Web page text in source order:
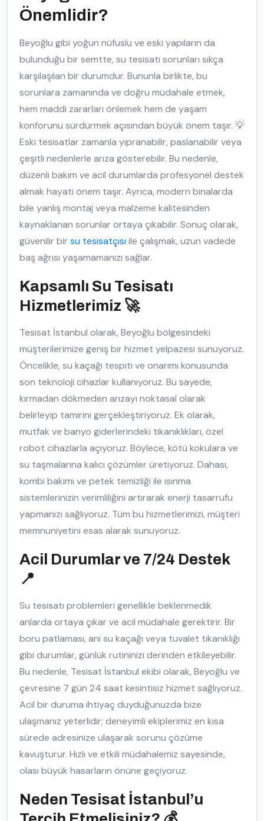
Önemlidir?
Beyoğlu gibi yoğun nüfuslu ve eski yapıların da
bulunduğu bir semtte, su tesisatı sorunları sıkça
karşılaşılan bir durumdur. Bununla birlikte, bu
sorunlara zamanında ve doğru müdahale etmek,
hem maddi zararları önlemek hem de yaşam
konforunu sürdürmek açısından büyük önem taşır. 💡
Eski tesisatlar zamanla yıpranabilir, paslanabilir veya
çeşitli nedenlerle arıza gösterebilir. Bu nedenle,
düzenli bakım ve acil durumlarda profesyonel destek
almak hayati önem taşır. Ayrıca, modern binalarda
bile yanlış montaj veya malzeme kalitesinden
kaynaklanan sorunlar ortaya çıkabilir. Sonuç olarak,
güvenilir bir su tesisatçısıile çalışmak, uzun vadede
baş ağrısı yaşamamanızı sağlar.
Kapsamlı Su Tesisatı
Hizmetlerimiz 🚀
Tesisat İstanbul olarak, Beyoğlu bölgesindeki
müşterilerimize geniş bir hizmet yelpazesi sunuyoruz.
Öncelikle, su kaçağı tespiti ve onarımı konusunda
son teknoloji cihazlar kullanıyoruz. Bu sayede,
kırmadan dökmeden arızayı noktasal olarak
belirleyip tamirini gerçekleştiriyoruz. Ek olarak,
mutfak ve banyo giderlerindeki tıkanıklıkları, özel
robot cihazlarla açıyoruz. Böylece, kötü kokulara ve
su taşmalarına kalıcı çözümler üretiyoruz. Dahası,
kombi bakımı ve petek temizliği ile ısınma
sistemlerinizin verimliliğini artırarak enerji tasarrufu
yapmanızı sağlıyoruz. Tüm bu hizmetlerimizi, müşteri
memnuniyetini esas alarak sunuyoruz.
Acil Durumlar ve 7/24 Destek
📍
Su tesisatı problemleri genellikle beklenmedik
anlarda ortaya çıkar ve acil müdahale gerektirir. Bir
boru patlaması, ani su kaçağı veya tuvalet tıkanıklığı
gibi durumlar, günlük rutininizi derinden etkileyebilir.
Bu nedenle, Tesisat İstanbul ekibi olarak, Beyoğlu ve
çevresine 7 gün 24 saat kesintisiz hizmet sağlıyoruz.
Acil bir duruma ihtiyaç duyduğunuzda bize
ulaşmanız yeterlidir; deneyimli ekiplerimiz en kısa
sürede adresinize ulaşarak sorunu çözüme
kavuşturur. Hızlı ve etkili müdahalemiz sayesinde,
olası büyük hasarların önüne geçiyoruz.
Neden Tesisat İstanbul’u